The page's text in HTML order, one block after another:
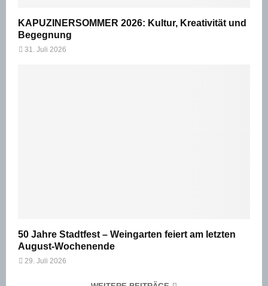
KAPUZINERSOMMER 2026: Kultur, Kreativität und
Begegnung
31. Juli 2026
50 Jahre Stadtfest – Weingarten feiert am letzten
August-Wochenende
29. Juli 2026